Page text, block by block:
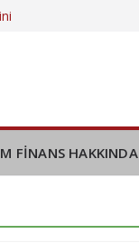
FİNANS HAKKINDA